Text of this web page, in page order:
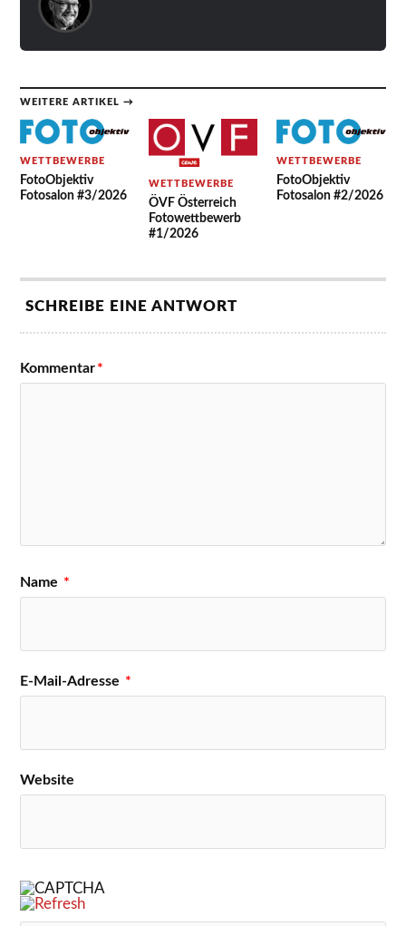
WEITERE ARTIKEL →
WETTBEWERBE
FotoObjektiv
Fotosalon #3/2026
WETTBEWERBE
ÖVF Österreich
Fotowettbewerb
#1/2026
WETTBEWERBE
FotoObjektiv
Fotosalon #2/2026
SCHREIBE EINE ANTWORT
Kommentar*
Name *
E-Mail-Adresse *
Website